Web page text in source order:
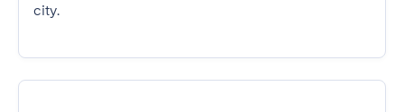
city.